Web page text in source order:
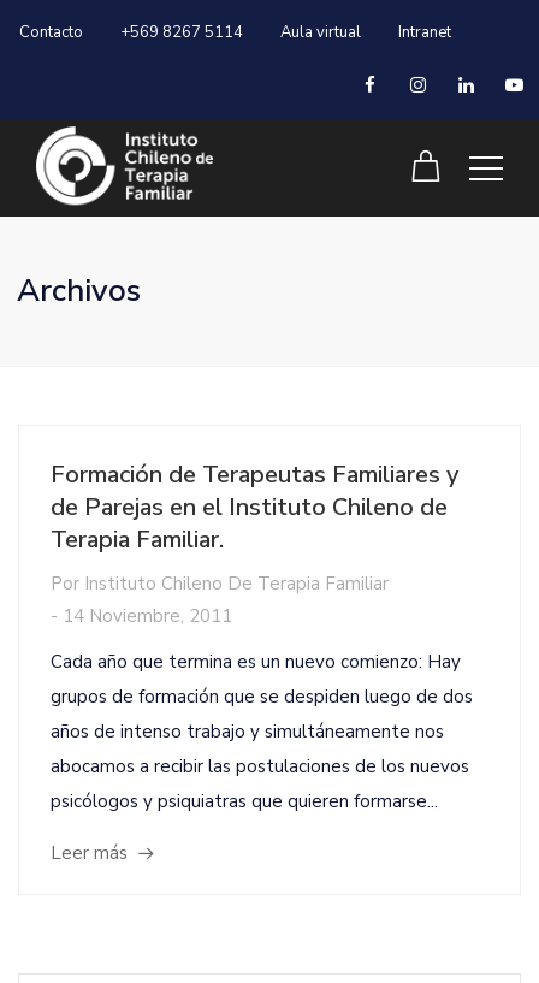
Contacto +569 8267 5114 Aula virtual Intranet
Archivos
Formación de Terapeutas Familiares y
de Parejas en el Instituto Chileno de
Terapia Familiar.
Por Instituto Chileno De Terapia Familiar
- 14 Noviembre, 2011
Cada año que termina es un nuevo comienzo: Hay
grupos de formación que se despiden luego de dos
años de intenso trabajo y simultáneamente nos
abocamos a recibir las postulaciones de los nuevos
psicólogos y psiquiatras que quieren formarse...
Leer más